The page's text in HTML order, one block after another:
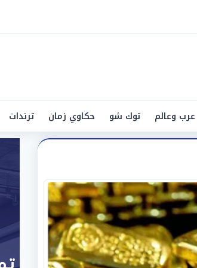
عرب وعالم توك شو حكاوي زمان ترندات